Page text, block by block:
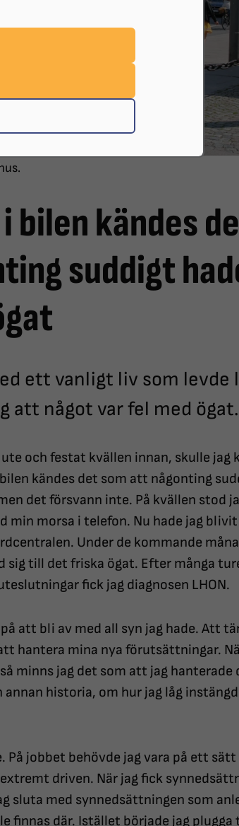
bilen kändes
suddigt
ett vanligt liv som levde
att något var fel med ögat.
och festat kvällen innan, skulle jag
kändes det som att någonting
det försvann inte. På kvällen stod
min morsa i telefon. Nu hade jag
Under de kommande
sig till det friska ögat. Efter många
fick jag diagnosen LHON.
att bli av med all syn jag hade. Att
hantera mina nya förutsättningar.
minns jag det som att jag hanterade
historia, om hur jag låg
På jobbet behövde jag vara på ett
driven. När jag fick
sluta med synnedsättningen som
finnas där. Istället började jag